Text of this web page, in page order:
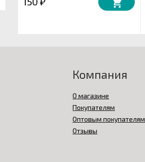
₽
Компания
О магазине
Покупателям
Оптовым покупателям
Отзывы